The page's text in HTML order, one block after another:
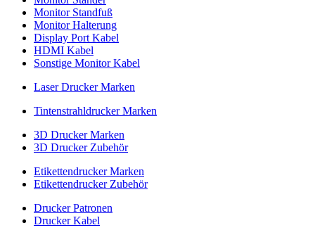
Monitor Standfuß
Monitor Halterung
Display Port Kabel
HDMI Kabel
Sonstige Monitor Kabel
Laser Drucker Marken
Tintenstrahldrucker Marken
3D Drucker Marken
3D Drucker Zubehör
Etikettendrucker Marken
Etikettendrucker Zubehör
Drucker Patronen
Drucker Kabel